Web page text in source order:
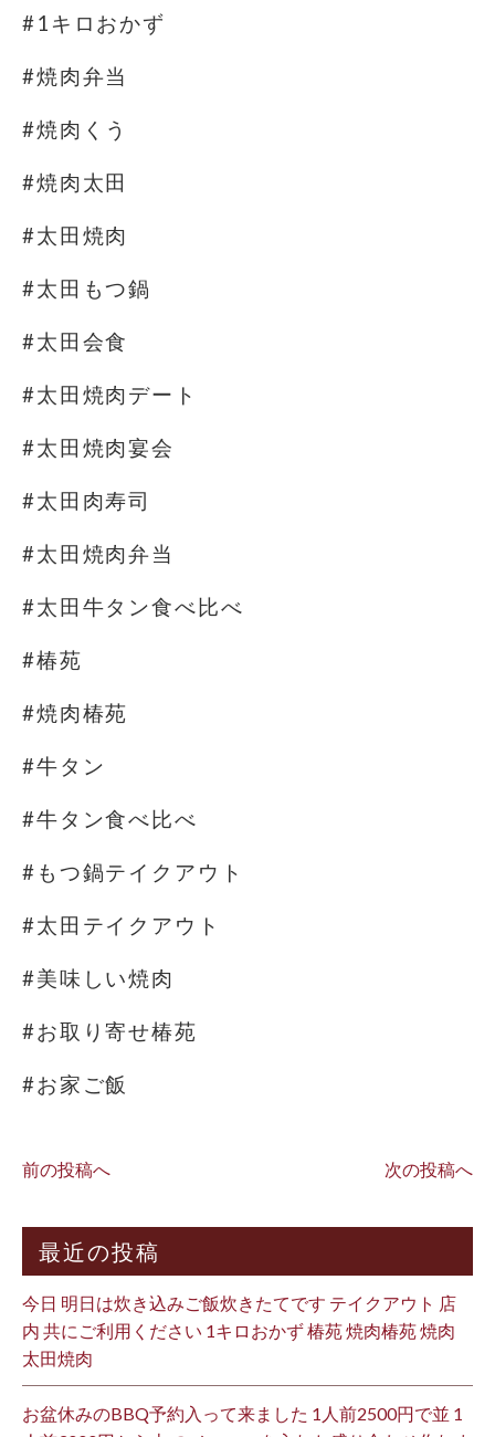
#1キロおかず
#焼肉弁当
#焼肉くう
#焼肉太田
#太田焼肉
#太田もつ鍋
#太田会食
#太田焼肉デート
#太田焼肉宴会
#太田肉寿司
#太田焼肉弁当
#太田牛タン食べ比べ
#椿苑
#焼肉椿苑
#牛タン
#牛タン食べ比べ
#もつ鍋テイクアウト
#太田テイクアウト
#美味しい焼肉
#お取り寄せ椿苑
#お家ご飯
前の投稿へ 次の投稿へ
最近の投稿
今日 明日は炊き込みご飯炊きたてです テイクアウト 店
内 共にご利用ください 1キロおかず 椿苑 焼肉椿苑 焼肉
太田焼肉
お盆休みのBBQ予約入って来ました 1人前2500円で並 1